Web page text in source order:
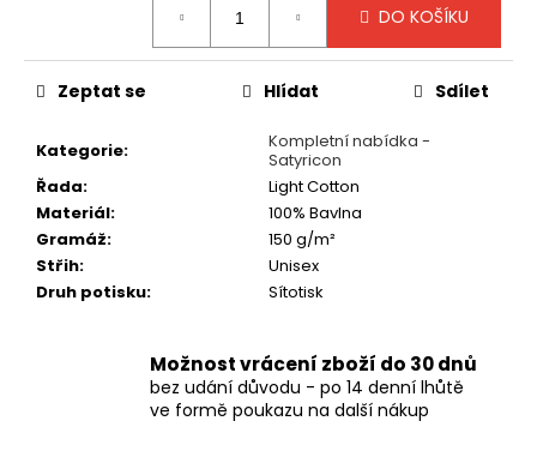
DO KOŠÍKU
Kategorie:
Kompletní nabídka -
Satyricon
Řada:
Light Cotton
Materiál:
100% Bavlna
Gramáž:
150 g/m²
Střih:
Unisex
Druh potisku: Sítotisk
Zeptat se Hlídat Sdílet
Možnost vrácení zboží do 30 dnů
bez udání důvodu - po 14 denní lhůtě
ve formě poukazu na další nákup
TRIČKO
MANOWAR
WARRIORS
OF
THE
WORLD
2002
490